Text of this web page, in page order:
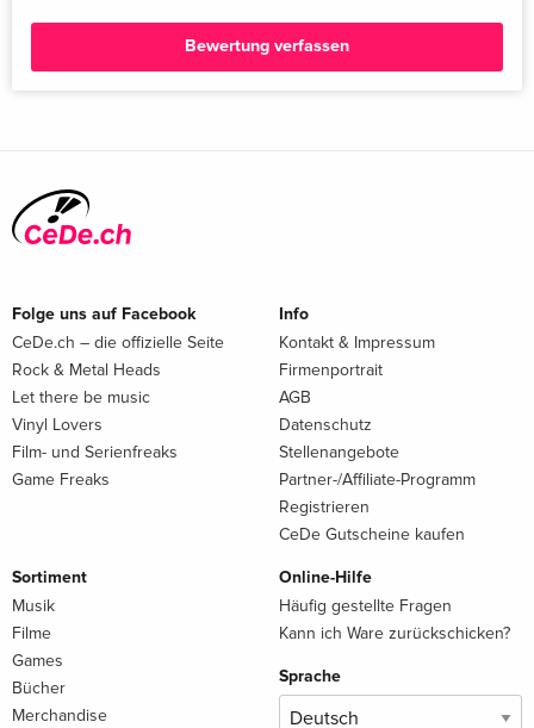
Bewertung verfassen
Folge uns auf Facebook
CeDe.ch – die offizielle Seite
Rock & Metal Heads
Let there be music
Vinyl Lovers
Film- und Serienfreaks
Game Freaks
Info
Kontakt & Impressum
Firmenportrait
AGB
Datenschutz
Stellenangebote
Partner-/Affiliate-Programm
Registrieren
CeDe Gutscheine kaufen
Sortiment
Musik
Filme
Games
Bücher
Merchandise
Online-Hilfe
Häufig gestellte Fragen
Kann ich Ware zurückschicken?
Sprache